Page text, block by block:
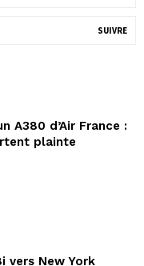
SUIVRE
A380 d’Air France :
plainte
vers New York